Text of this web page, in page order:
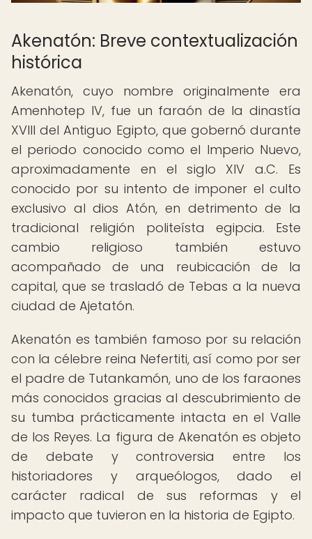
Akenatón: Breve contextualización
histórica
Akenatón, cuyo nombre originalmente era
Amenhotep IV, fue un faraón de la dinastía
XVIII del Antiguo Egipto, que gobernó durante
el periodo conocido como el Imperio Nuevo,
aproximadamente en el siglo XIV a.C. Es
conocido por su intento de imponer el culto
exclusivo al dios Atón, en detrimento de la
tradicional religión politeísta egipcia. Este
cambio religioso también estuvo
acompañado de una reubicación de la
capital, que se trasladó de Tebas a la nueva
ciudad de Ajetatón.
Akenatón es también famoso por su relación
con la célebre reina Nefertiti, así como por ser
el padre de Tutankamón, uno de los faraones
más conocidos gracias al descubrimiento de
su tumba prácticamente intacta en el Valle
de los Reyes. La figura de Akenatón es objeto
de debate y controversia entre los
historiadores y arqueólogos, dado el
carácter radical de sus reformas y el
impacto que tuvieron en la historia de Egipto.